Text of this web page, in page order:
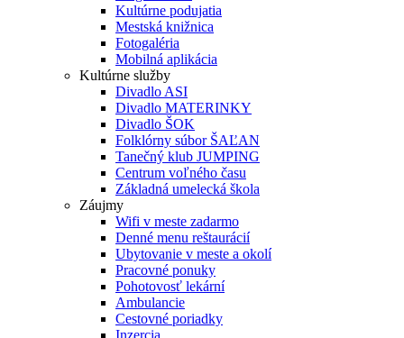
Kultúrne podujatia
Mestská knižnica
Fotogaléria
Mobilná aplikácia
Kultúrne služby
Divadlo ASI
Divadlo MATERINKY
Divadlo ŠOK
Folklórny súbor ŠAĽAN
Tanečný klub JUMPING
Centrum voľného času
Základná umelecká škola
Záujmy
Wifi v meste zadarmo
Denné menu reštaurácií
Ubytovanie v meste a okolí
Pracovné ponuky
Pohotovosť lekární
Ambulancie
Cestovné poriadky
Inzercia